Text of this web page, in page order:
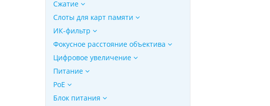
Сжатие
Слоты для карт памяти
ИК-фильтр
Фокусное расстояние объектива
Цифровое увеличение
Питание
PoE
Блок питания